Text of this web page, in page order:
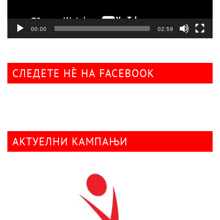
00:00 02:59
СЛЕДЕТЕ НÈ НА FACEBOOK
АКТУЕЛНИ КАМПАЊИ